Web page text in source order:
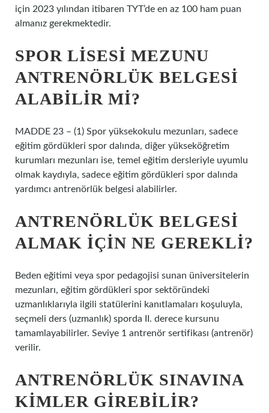
için 2023 yılından itibaren TYT’de en az 100 ham puan
almanız gerekmektedir.
SPOR LISESI MEZUNU
ANTRENÖRLÜK BELGESI
ALABILIR MI?
MADDE 23 – (1) Spor yüksekokulu mezunları, sadece
eğitim gördükleri spor dalında, diğer yükseköğretim
kurumları mezunları ise, temel eğitim dersleriyle uyumlu
olmak kaydıyla, sadece eğitim gördükleri spor dalında
yardımcı antrenörlük belgesi alabilirler.
ANTRENÖRLÜK BELGESI
ALMAK IÇIN NE GEREKLI?
Beden eğitimi veya spor pedagojisi sunan üniversitelerin
mezunları, eğitim gördükleri spor sektöründeki
uzmanlıklarıyla ilgili statülerini kanıtlamaları koşuluyla,
seçmeli ders (uzmanlık) sporda II. derece kursunu
tamamlayabilirler. Seviye 1 antrenör sertifikası (antrenör)
verilir.
ANTRENÖRLÜK SINAVINA
KIMLER GIREBILIR?